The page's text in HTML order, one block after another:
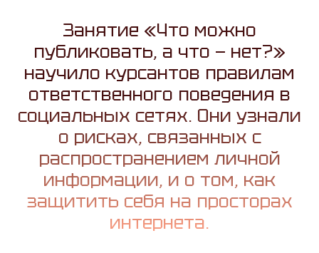
Занятие «Что можно
публиковать, а что — нет?»
научило курсантов правилам
ответственного поведения в
социальных сетях. Они узнали
о рисках, связанных с
распространением личной
информации, и о том, как
защитить себя на просторах
интернета.